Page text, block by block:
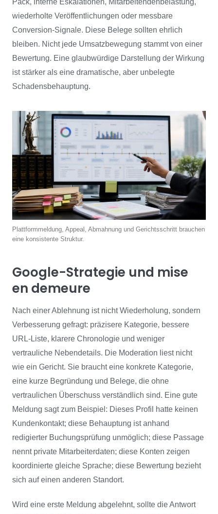
Pack, interne Eskalationen, Mitarbeitendenbelastung,
wiederholte Veröffentlichungen oder messbare
Conversion-Signale. Diese Belege sollten ehrlich
bleiben. Nicht jede Umsatzbewegung stammt von einer
Bewertung. Eine glaubwürdige Darstellung der Wirkung
ist stärker als eine dramatische, aber unbelegte
Schadensbehauptung.
Plattformmeldung, Appeal, Abmahnung und Gerichtsschritt brauchen
eine konsistente Struktur.
Google-Strategie und mise
en demeure
Nach einer Ablehnung ist nicht Wiederholung, sondern
Verbesserung gefragt: präzisere Kategorie, bessere
URL-Liste, klarere Chronologie und weniger
vertrauliche Nebendetails. Die Moderation liest nicht
wie ein Gericht. Sie braucht eine konkrete Kategorie,
eine kurze Begründung und Belege, die ohne
vertraulichen Überschuss verständlich sind. Eine gute
Meldung sagt zum Beispiel: Dieses Profil hatte keinen
Kundenkontakt; diese Behauptung ist anhand
redigierter Buchungsprüfung unmöglich; diese Passage
nennt private Mitarbeiterdaten; diese Konten zeigen
koordinierte gleiche Sprache; diese Bewertung bezieht
sich auf einen anderen Standort.
Wird eine erste Meldung abgelehnt, sollte die Antwort